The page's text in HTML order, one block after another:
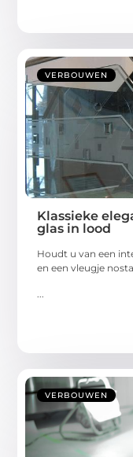
VERBOUWEN
Klassieke
glas in lood
Houdt u van een
en een vleugje
VERBOUWEN